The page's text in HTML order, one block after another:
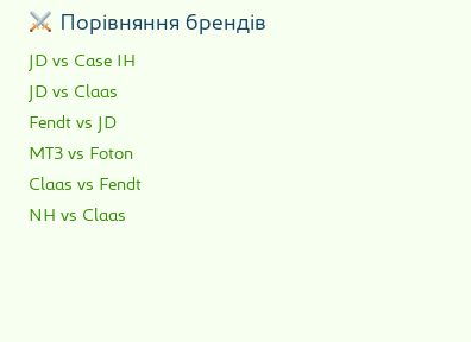
Порівняння брендів
JD vs Case IH
JD vs Claas
Fendt vs JD
МТЗ vs Foton
Claas vs Fendt
NH vs Claas